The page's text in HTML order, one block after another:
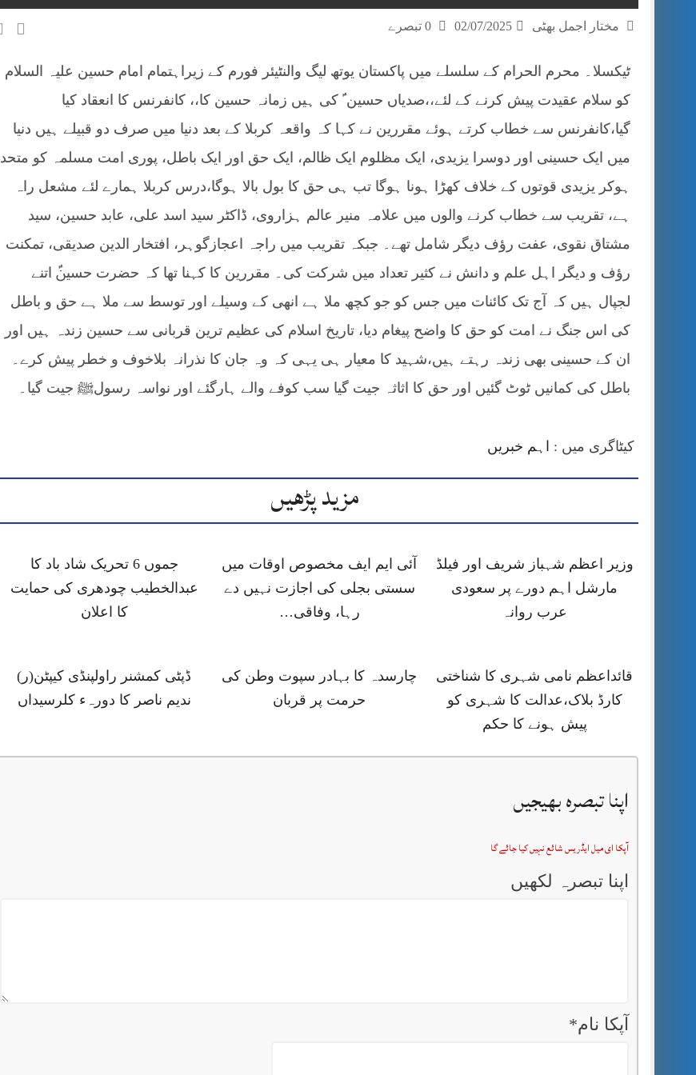
مختار اجمل بھٹی 02/07/2025
ٹیکسلا۔ محرم الحرام کے سلسلے میں پاکستان یوتھ لیگ والنٹیئر فورم کے زیراہتمام امام حسین علیہ السلام
کو سلام عقیدت پیش کرنے کے لئے،،صدیاں حسین ؑ کی ہیں زمانہ حسین کا،، کانفرنس کا انعقاد کیا
گیا،کانفرنس سے خطاب کرتے ہوئے مقررین نے کہا کہ واقعہ کربلا کے بعد دنیا میں صرف دو قبیلے ہیں دنیا
میں ایک حسینی اور دوسرا یزیدی، ایک مظلوم ایک ظالم، ایک حق اور ایک باطل، پوری امت مسلمہ کو متحد
ہوکر یزیدی قوتوں کے خلاف کھڑا ہونا ہوگا تب ہی حق کا بول بالا ہوگا،درس کربلا ہمارے لئے مشعل راہ
ہے، تقریب سے خطاب کرنے والوں میں علامہ منیر عالم ہزاروی، ڈاکٹر سید اسد علی، عابد حسین، سید
مشتاق نقوی، عفت رؤف دیگر شامل تھے۔ جبکہ تقریب میں راجہ اعجازگوہر، افتخار الدین صدیقی، تمکنت
رؤف و دیگر اہل علم و دانش نے کثیر تعداد میں شرکت کی۔ مقررین کا کہنا تھا کہ حضرت حسینؑ اتنے
لجپال ہیں کہ آج تک کائنات میں جس کو جو کچھ ملا ہے انھی کے وسیلے اور توسط سے ملا ہے حق و باطل
کی اس جنگ نے امت کو حق کا واضح پیغام دیا، تاریخ اسلام کی عظیم ترین قربانی سے حسین زندہ ہیں اور
ان کے حسینی بھی زندہ رہتے ہیں،شہید کا معیار ہی یہی کہ وہ جان کا نذرانہ بلاخوف و خطر پیش کرے۔
باطل کی کمانیں ٹوٹ گئیں اور حق کا اثاثہ جیت گیا سب کوفے والے ہارگئے اور نواسہ رسولﷺ جیت گیا۔
کیٹاگری میں : اہم خبریں
مزید پڑھیں
وزیر اعظم شہباز شریف اور فیلڈ
مارشل اہم دورے پر سعودی
عرب روانہ
آئی ایم ایف مخصوص اوقات میں
سستی بجلی کی اجازت نہیں دے
رہا، وفاقی…
جموں 6 تحریک شاد باد کا
عبدالخطیب چودھری کی حمایت
کا اعلان
قائداعظم نامی شہری کا شناختی
کارڈ بلاک،عدالت کا شہری کو
پیش ہونے کا حکم
چارسدہ کا بہادر سپوت وطن کی
حرمت پر قربان
ڈپٹی کمشنر راولپنڈی کیپٹن(ر)
ندیم ناصر کا دورہء کلرسیداں
اپنا تبصرہ بھیجیں
آپکا ای میل ایڈریس شائع نہیں کیا جائے گا
اپنا تبصرہ لکھیں
آپکا نام*